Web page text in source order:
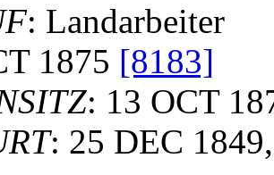
: Landarbeiter
1875 [8183]
: 13 OCT
: 25 DEC